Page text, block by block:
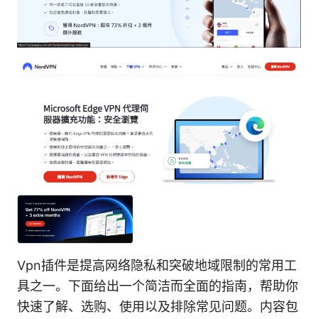
Vpn插件是提高网络隐私和突破地域限制的常用工
具之一。下面给出一个简洁而全面的指南，帮助你
快速了解、选购、使用以及排除常见问题。内容包